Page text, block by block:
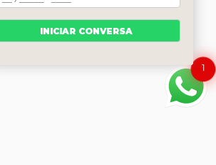
1
INICIAR CONVERSA